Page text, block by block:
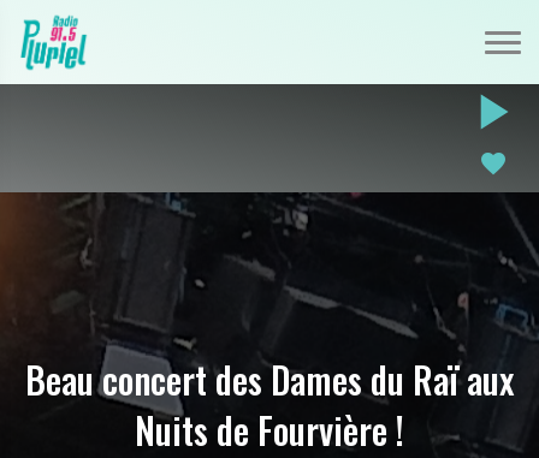
play_arrow
favorite
Beau concert des Dames du Raï aux
Nuits de Fourvière !